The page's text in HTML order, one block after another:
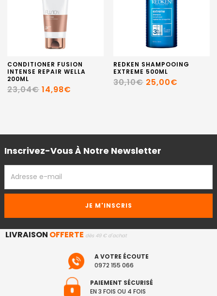
CONDITIONER FUSION
INTENSE REPAIR WELLA
200ML
23,04€ 14,98€
REDKEN SHAMPOOING
EXTREME 500ML
30,10€ 25,00€
Inscrivez-Vous À Notre Newsletter
EMAIL
LIVRAISON OFFERTE dès 49 € d'achat
A VOTRE ÉCOUTE
0972 155 066
PAIEMENT SÉCURISÉ
EN 3 FOIS OU 4 FOIS